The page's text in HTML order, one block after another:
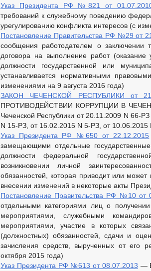
Указ Президента РФ №821 от
требований к служебному поведению
урегулированию конфликта интересов (с
Постановление Правительства РФ №29 от
сообщения работодателем о заключении
договора на выполнение работ
должности государственной или
устанавливается нормативными
изменениями на 9 августа 2016 года)
ЗАКОН ЧЕЧЕНСКОЙ РЕСПУБЛИКИ от
ПРОТИВОДЕЙСТВИИ КОРРУПЦИИ В
Чеченской Республики от 20.11.2009 N 66-
N 15-РЗ, от 16.02.2015 N 5-РЗ, от
Указ Президента РФ №650 от 22.12.2015
замещающими отдельные
должности федеральной
возникновении личной
обязанностей, которая приводит или
внесении изменений в некоторые акты
Постановление Правительства РФ №10 от
отдельными категориями лиц о
мероприятиями, служебными
мероприятиями, участие в которых
(должностных) обязанностей, сдачи и
зачисления средств, вырученных от его
октября 2015 года)
Указ Президента РФ №613 от 08.07.2013 —